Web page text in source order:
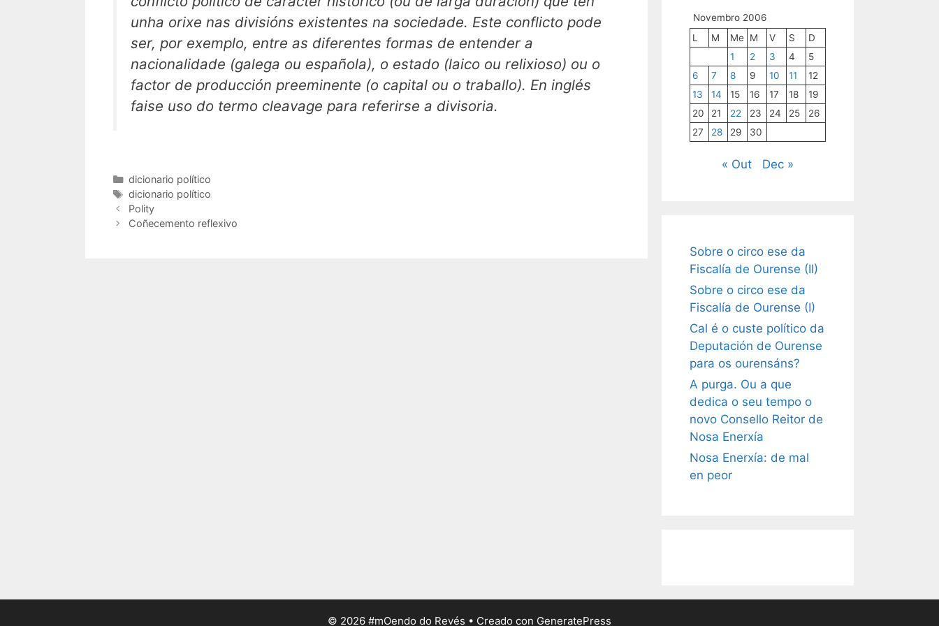
unha orixe nas divisións existentes na sociedade. Este conflicto pode
ser, por exemplo, entre as diferentes formas de entender a
nacionalidade (galega ou española), o estado (laico ou relixioso) ou o
factor de producción preeminente (o capital ou o traballo). En inglés
faise uso do termo cleavage para referirse a divisoria.
Categorías
dicionario político
Etiquetas
dicionario político
Polity
Coñecemento reflexivo
Novembro 2006
L
M Me M V S
D
1
2 3 4
5
6
7 8 9 10 11
12
13
14 15 16 17 18
19
20
21 22 23 24 25
26
27
28 29 30
« Out Dec »
Sobre o circo ese da
Fiscalía de Ourense (II)
Sobre o circo ese da
Fiscalía de Ourense (I)
Cal é o custe político da
Deputación de Ourense
para os ourensáns?
A purga. Ou a que
dedica o seu tempo o
novo Consello Reitor de
Nosa Enerxía
Nosa Enerxía: de mal
en peor
© 2026 #mOendo do Revés • Creado con GeneratePress